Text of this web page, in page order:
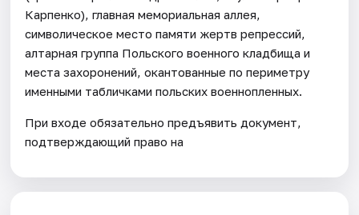
Карпенко), главная мемориальная аллея,
символическое место памяти жертв репрессий,
алтарная группа Польского военного кладбища и
места захоронений, окантованные по периметру
именными табличками польских военнопленных.
При входе обязательно предъявить документ,
подтверждающий право на